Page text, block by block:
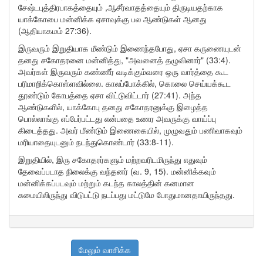
சேஷ்டபுத்திரபாகத்தையும் ,ஆசீர்வாதத்தையும் திருடியதற்காக
யாக்கோபை மன்னிக்க ஏசாவுக்கு பல ஆண்டுகள் ஆனது
(ஆதியாகமம் 27:36).
இருவரும் இறுதியாக மீண்டும் இணைந்தபோது, ​​​​ஏசா கருணையுடன்
தனது சகோதரனை மன்னித்து, "அவனைத் தழுவினார்" (33:4).
அவர்கள் இருவரும் கண்ணீர் வடிக்கும்வரை ஒரு வார்த்தை கூட
பரிமாறிக்கொள்ளவில்லை. காலப்போக்கில், கொலை செய்யக்கூட
தூண்டும் கோபத்தை ஏசா விட்டுவிட்டார் (27:41). அந்த
ஆண்டுகளில், யாக்கோபு தனது சகோதரனுக்கு இழைத்த
பொல்லாங்கு எப்பேர்பட்டது என்பதை உணர அவருக்கு வாய்ப்பு
கிடைத்தது. அவர் மீண்டும் இணைகையில், முழுவதும் பணிவாகவும்
மரியாதையுடனும் நடந்துகொண்டார் (33:8-11).
இறுதியில், இரு சகோதரர்களும் மற்றவரிடமிருந்து எதுவும்
தேவைப்படாத நிலைக்கு வந்தனர் (வ. 9, 15). மன்னிக்கவும்
மன்னிக்கப்படவும் மற்றும் கடந்த காலத்தின் கனமான
சுமையிலிருந்து விடுபட்டு நடப்பது மட்டுமே போதுமானதாயிருந்தது.
மேலும் வாசிக்க